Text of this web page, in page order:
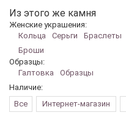
Из этого же камня
Женские украшения:
Кольца
Серьги Браслеты
Броши
Образцы:
Галтовка
Образцы
Наличие:
Все
Интернет-магазин